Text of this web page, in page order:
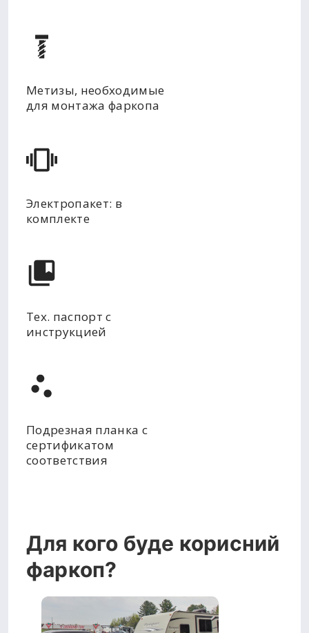
Метизы, необходимые
для монтажа фаркопа
Электропакет: в
комплекте
Тех. паспорт с
инструкцией
Подрезная планка с
сертификатом
соответствия
Для кого буде корисний
фаркоп?